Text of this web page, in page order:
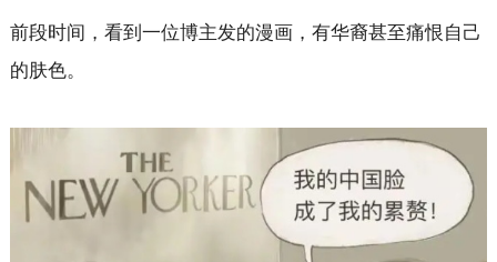
前段时间，看到一位博主发的漫画，有华裔甚至痛恨自己
的肤色。